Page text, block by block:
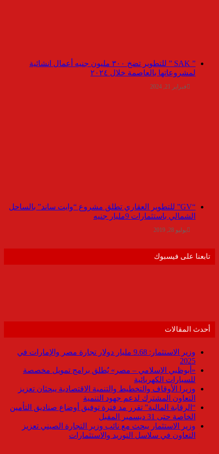
” SAK ” للتطوير تضخ ٣٠٠ مليون جنيه أعمال انشائية
لمشروعاتها بالعاصمة خلال ٢٠٢٤
فبراير 21, 2024
“GV” للتطوير العقاري تطلق مشروع “وايت ساند” بالساحل
الشمالي باستثمارات 9مليار جنيه
يوليو 28, 2019
تابعنا على فيسبوك
أحدث المقالات
وزير الاستثمار: 9.68 مليار دولار تجارة مصر والإمارات في
2025
«أبوظبي الإسلامي – مصر» يُطلق برامج تمويل مخصصة
للسيارات الكهربائية
وزيرا الأوقاف والتخطيط والتنمية الاقتصادية يبحثان تعزيز
التعاون المشترك لدعم جهود التنمية
“الرقابة المالية” تقرر مد فترة توفيق أوضاع صناديق التأمين
الخاصة حتى 31 ديسمبر المقبل
وزير الاستثمار يبحث مع نائب وزير التجارة الصيني تعزيز
التعاون في سلاسل التوريد والاستثمارات